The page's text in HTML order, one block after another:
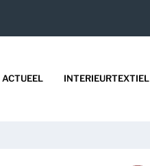
ACTUEEL INTERIEURTEXTIEL